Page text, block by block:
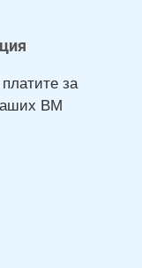
за
ВМ